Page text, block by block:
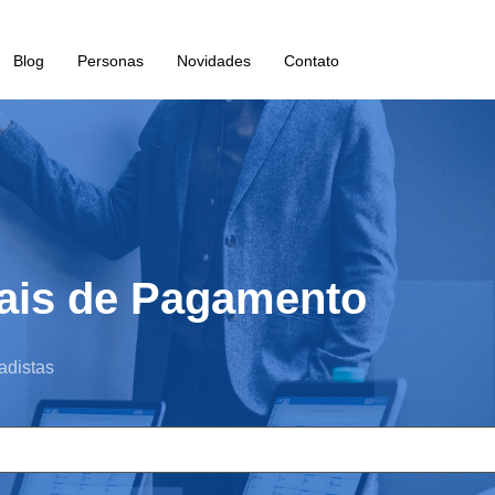
Blog Personas Novidades Contato
de Pagamento